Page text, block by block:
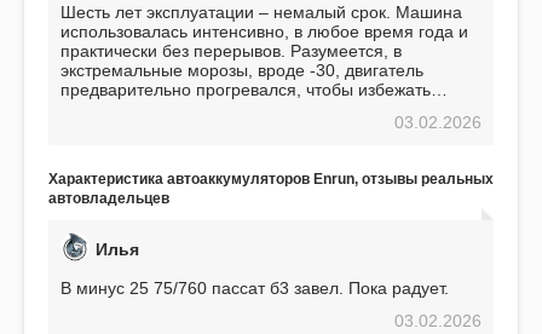
Шесть лет эксплуатации – немалый срок. Машина
использовалась интенсивно, в любое время года и
практически без перерывов. Разумеется, в
экстремальные морозы, вроде -30, двигатель
предварительно прогревался, чтобы избежать
использования не было ни единой поломки,
EFB 75. Судя по характеристикам, он даже
превосходит предыдущую модель.
03.02.2026
Характеристика автоаккумуляторов Enrun, отзывы реальных
автовладельцев
Илья
В минус 25 75/760 пассат б3 завел. Пока радует.
03.02.2026